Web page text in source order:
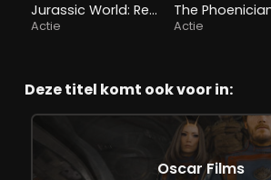
Jurassic World: Rebirth
Actie Actie
Deze titel komt ook voor in:
Oscar Films